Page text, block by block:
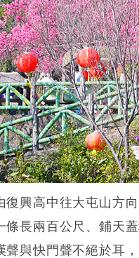
興高中往大屯山方向
條長兩百公尺、鋪天
與快門聲不絕於耳，